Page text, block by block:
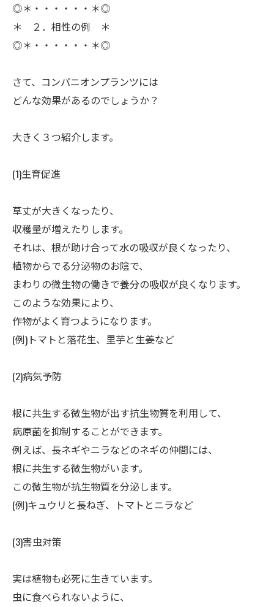
◎＊・・・・・・＊◎
＊ ２．相性の例 ＊
◎＊・・・・・・＊◎
ㅤさて、コンパニオンプランツには
どんな効果があるのでしょうか？
ㅤ大きく３つ紹介します。
(1)生育促進
ㅤ草丈が大きくなったり、
収穫量が増えたりします。
それは、根が助け合って水の吸収が良くなったり、
植物からでる分泌物のお陰で、
まわりの微生物の働きで養分の吸収が良くなります。
このような効果により、
作物がよく育つようになります。
(例)トマトと落花生、里芋と生姜など
(2)病気予防
ㅤ根に共生する微生物が出す抗生物質を利用して、
病原菌を抑制することができます。
例えば、長ネギやニラなどのネギの仲間には、
根に共生する微生物がいます。
この微生物が抗生物質を分泌します。
(例)キュウリと長ねぎ、トマトとニラなど
(3)害虫対策
ㅤ実は植物も必死に生きています。
虫に食べられないように、